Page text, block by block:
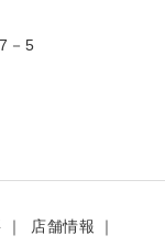
－5
店舗情報